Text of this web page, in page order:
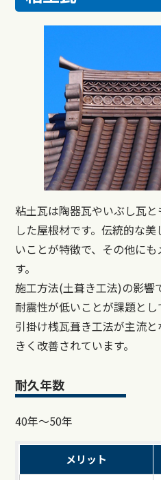
粘土瓦は陶器瓦やいぶし瓦
した屋根材です。伝統的な
いことが特徴で、その他に
す。
施工方法(土葺き工法)の影響
耐震性が低いことが課題とし
引掛け桟瓦葺き工法が主流
きく改善されています。
耐久年数
40年～50年
メリット